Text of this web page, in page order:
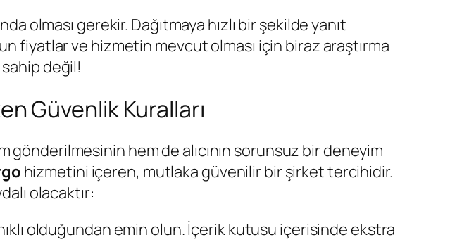
olması gerekir. Dağıtmaya hızlı bir şekilde yanıt
fiyatlar ve hizmetin mevcut olması için biraz araştırma
sahip değil!
Güvenlik Kuralları
hem de alıcının sorunsuz bir deneyim
hizmetini içeren, mutlaka güvenilir bir şirket tercihidir.
olacaktır:
olduğundan emin olun. İçerik kutusu içerisinde ekstra